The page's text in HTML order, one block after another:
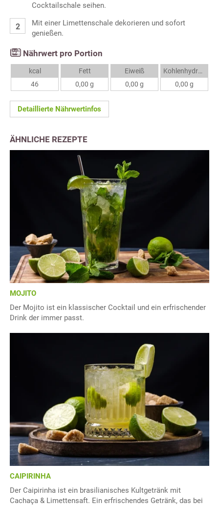
Cocktailschale seihen.
Mit einer Limettenschale dekorieren und sofort
genießen.
Nährwert pro Portion
kcal
46
Fett
0,00 g
Eiweiß
0,00 g
Kohlenhydrate
0,00 g
Detaillierte Nährwertinfos
ÄHNLICHE REZEPTE
MOJITO
Der Mojito ist ein klassischer Cocktail und ein erfrischender
Drink der immer passt.
CAIPIRINHA
Der Caipirinha ist ein brasilianisches Kultgetränk mit
Cachaça & Limettensaft. Ein erfrischendes Getränk, das bei